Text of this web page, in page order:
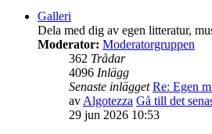
Galleri
Dela med dig av egen litteratur,
Moderator: Moderatorgruppen
362 Trådar
4096 Inlägg
Senaste inlägget Re: Egen
avAlgotezza Gå till det
29 jun 2026 10:53